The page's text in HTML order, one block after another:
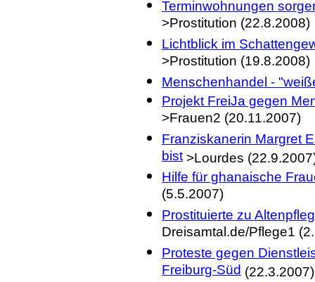
Terminwohnungen
>Prostitution (22.8.2008)
Lichtblick im
>Prostitution (19.8.2008)
Menschenhandel -
Projekt FreiJa gegen
>Frauen2 (20.11.2007)
Franziskanerin Margret
bist>Lourdes
Hilfe für ghanaische
(5.5.2007)
Prostituierte zu
Dreisamtal.de/Pflege1
Proteste gegen
Freiburg-Süd (22.3.2007)